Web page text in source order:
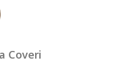
Coveri